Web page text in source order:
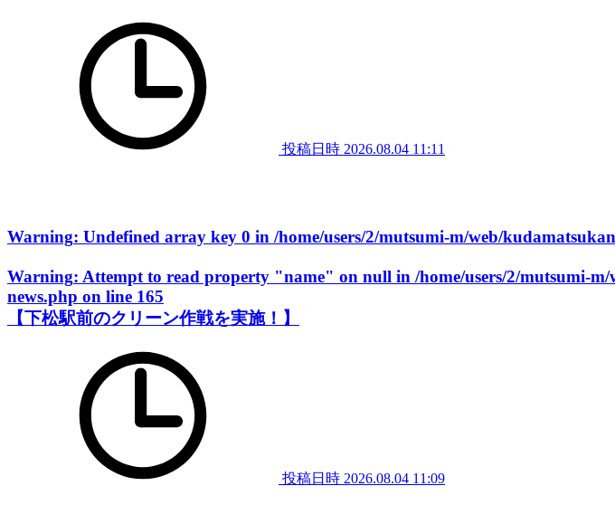
投稿日時 2026.08.04 11:11
Warning: Undefined array key 0 in /home/users/2/mutsumi-m/web/
Warning: Attempt to read property "name" on null in /home/users/2/mutsumi-
news.php on line 165
【下松駅前のクリーン作戦を実施！】
投稿日時 2026.08.04 11:09